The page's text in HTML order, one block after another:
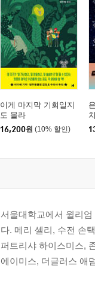
이게 마지막 기회일지
도 몰라
16,200원 (10% 할인)
서울대학교에서 윌리
다. 메리 셸리, 수전 손
퍼트리샤 하이스미스,
에이미스, 더글러스 애